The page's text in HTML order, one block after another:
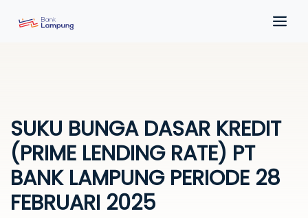
SUKU BUNGA DASAR KREDIT
(PRIME LENDING RATE) PT
BANK LAMPUNG PERIODE 28
FEBRUARI 2025